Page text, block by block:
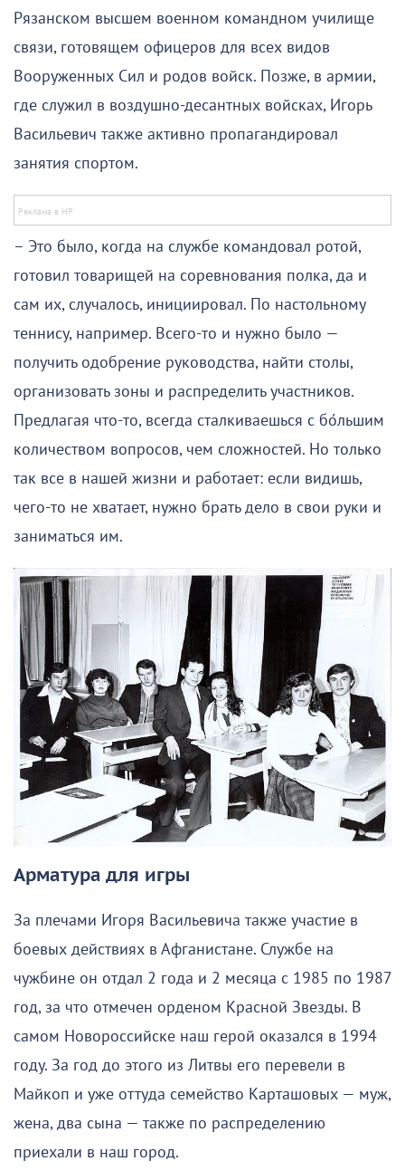
Рязанском высшем военном командном училище
связи, готовящем офицеров для всех видов
Вооруженных Сил и родов войск. Позже, в армии,
где служил в воздушно-десантных войсках, Игорь
Васильевич также активно пропагандировал
занятия спортом.
– Это было, когда на службе командовал ротой,
готовил товарищей на соревнования полка, да и
сам их, случалось, инициировал. По настольному
теннису, например. Всего-то и нужно было —
получить одобрение руководства, найти столы,
организовать зоны и распределить участников.
Предлагая что-то, всегда сталкиваешься с бо́льшим
количеством вопросов, чем сложностей. Но только
так все в нашей жизни и работает: если видишь,
чего-то не хватает, нужно брать дело в свои руки и
заниматься им.
Арматура для игры
За плечами Игоря Васильевича также участие в
боевых действиях в Афганистане. Службе на
чужбине он отдал 2 года и 2 месяца с 1985 по 1987
год, за что отмечен орденом Красной Звезды. В
самом Новороссийске наш герой оказался в 1994
году. За год до этого из Литвы его перевели в
Майкоп и уже оттуда семейство Карташовых — муж,
жена, два сына — также по распределению
приехали в наш город.